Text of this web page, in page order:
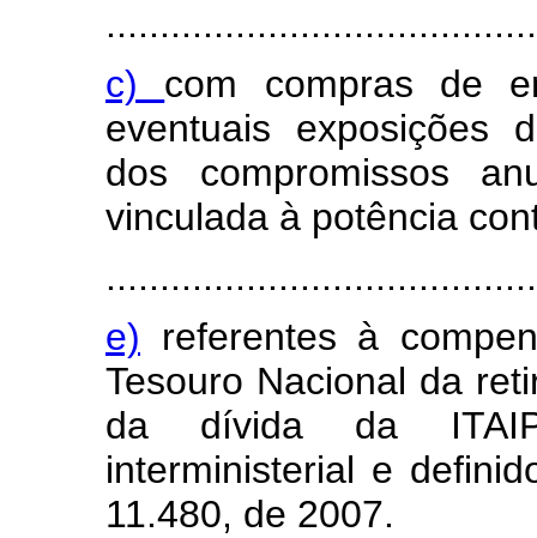
c) com compras de
eventuais exposições
dos compromissos
vinculada à potência
e) referentes à
Tesouro Nacional da
da dívida da
interministerial e
11.480, de 2007.